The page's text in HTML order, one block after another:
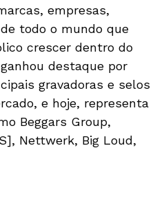
empresas,
todo o mundo que
crescer dentro do
destaque por
gravadoras e selos
e hoje, representa
Beggars Group,
Nettwerk, Big Loud,